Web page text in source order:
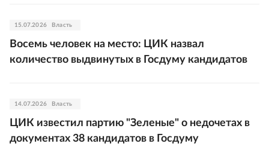
15.07.2026 Власть
Восемь человек на место: ЦИК назвал
количество выдвинутых в Госдуму кандидатов
14.07.2026 Власть
ЦИК известил партию "Зеленые" о недочетах в
документах 38 кандидатов в Госдуму